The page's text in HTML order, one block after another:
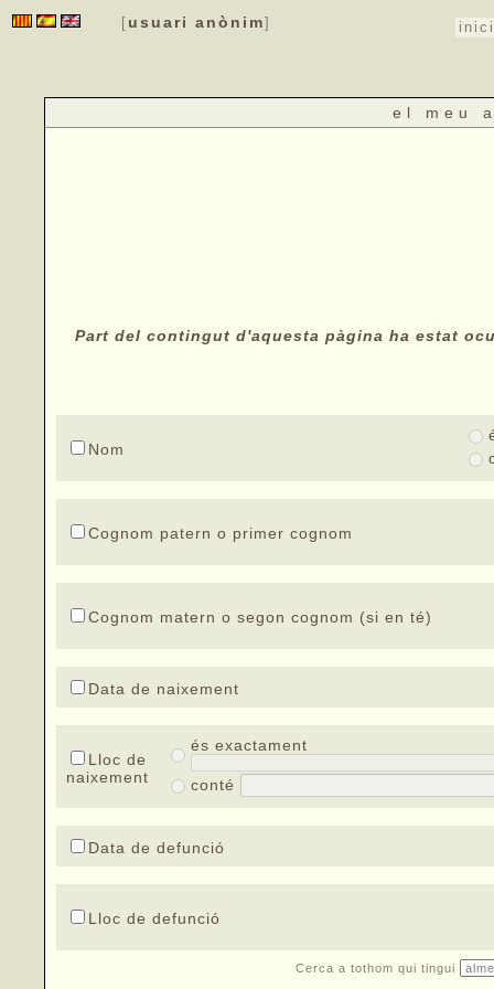
[ usuari anònim] inici
el meu
Part del contingut d'aquesta pàgina ha estat
Nom
Cognom patern o primer cognom
Cognom matern o segon cognom (si en té)
Data de naixement
Lloc de
naixement
és exactament
conté
Data de defunció
Lloc de defunció
Cerca a tothom qui tingui